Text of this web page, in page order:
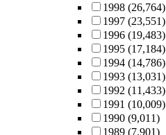
1998 (26,764)
1997 (23,551)
1996 (19,483)
1995 (17,184)
1994 (14,786)
1993 (13,031)
1992 (11,433)
1991 (10,009)
1990 (9,011)
1989 (7,901)